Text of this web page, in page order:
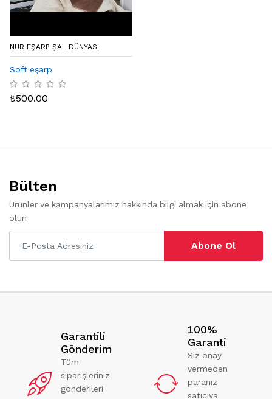
NUR EŞARP ŞAL DÜNYASI
Soft eşarp
₺500.00
Bülten
Ürünler ve kampanyalarımız hakkında bilgi almak için abone
olun
Abone Ol
Garantili
Gönderim
Tüm
siparişleriniz
gönderileri
100%
Garanti
Siz onay
vermeden
paranız
satıcıya